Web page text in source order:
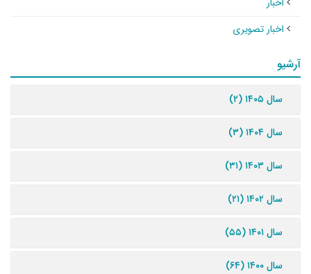
اخبار تصویری
آرشیو
سال ۱۴۰۵ (۲)
سال ۱۴۰۴ (۳)
سال ۱۴۰۳ (۳۱)
سال ۱۴۰۲ (۲۱)
سال ۱۴۰۱ (۵۵)
سال ۱۴۰۰ (۶۴)